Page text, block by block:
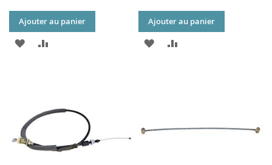
Ajouter au panier
AJOUTER
D’ENVIE
Ajouter au panier
AJOUTER
D’ENVIE